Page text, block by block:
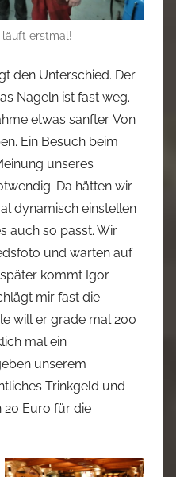
läuft erstmal!
den Unterschied. Der
Nageln ist fast weg.
etwas sanfter. Von
Ein Besuch beim
unseres
Da hätten wir
dynamisch einstellen
auch so passt. Wir
und warten auf
kommt Igor
mir fast die
will er grade mal 200
mal ein
unserem
Trinkgeld und
Euro für die